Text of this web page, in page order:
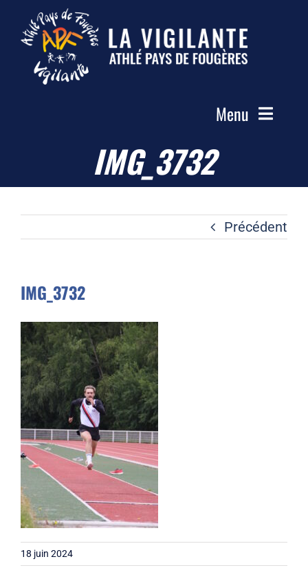
Passer
contenu
Menu
Photos
Contact
IMG_3732
Précédent
IMG_3732
18 juin 2024